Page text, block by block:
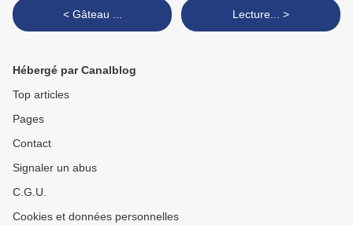
< Gâteau ... Lecture... >
Hébergé par Canalblog
Top articles
Pages
Contact
Signaler un abus
C.G.U.
Cookies et données personnelles